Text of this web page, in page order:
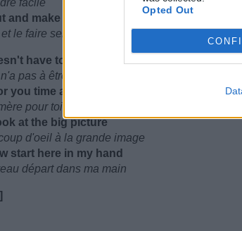
Opted Out
facile
and make it feel so right
le faire sentir si bien
have to be
pas à être
you time and again
pour toi maintes et maintes fois
at the big picture
d'oeil à la grande image
start here in my hand
départ dans ma main